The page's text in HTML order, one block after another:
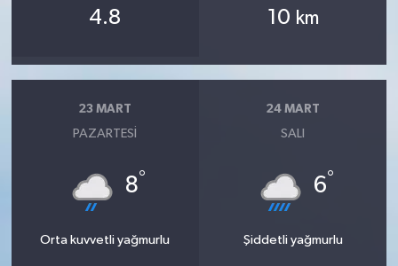
4.8 10 km
23 MART
PAZARTESI
8°
Orta kuvvetli yağmurlu
24 MART
SALI
6°
Şiddetli yağmurlu